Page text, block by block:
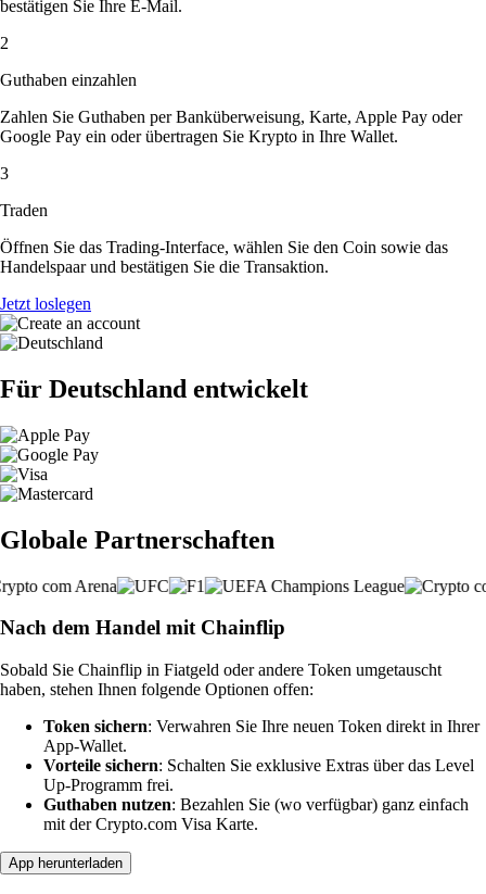
bestätigen Sie Ihre E-Mail.
2
Guthaben einzahlen
Zahlen Sie Guthaben per Banküberweisung, Karte, Apple Pay oder
Google Pay ein oder übertragen Sie Krypto in Ihre Wallet.
3
Traden
Öffnen Sie das Trading-Interface, wählen Sie den Coin sowie das
Handelspaar und bestätigen Sie die Transaktion.
Jetzt loslegen
Für Deutschland entwickelt
Globale Partnerschaften
Nach dem Handel mit Chainflip
Sobald Sie Chainflip in Fiatgeld oder andere Token umgetauscht
haben, stehen Ihnen folgende Optionen offen:
Token sichern: Verwahren Sie Ihre neuen Token direkt in Ihrer
App-Wallet.
Vorteile sichern: Schalten Sie exklusive Extras über das Level
Up-Programm frei.
Guthaben nutzen: Bezahlen Sie (wo verfügbar) ganz einfach
mit der Crypto.com Visa Karte.
App herunterladen